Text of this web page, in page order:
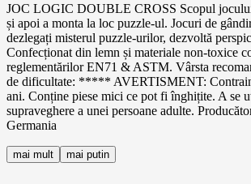
JOC LOGIC DOUBLE CROSS Scopul jocului
și apoi a monta la loc puzzle-ul. Jocuri de
dezlegați misterul puzzle-urilor, dezvoltă
Confecționat din lemn și materiale non-toxice
reglementărilor EN71 & ASTM. Vârsta
de dificultate: ***** AVERTISMENT:
ani. Conține piese mici ce pot fi înghițite. A se
supraveghere a unei persoane adulte.
Germania
mai mult mai putin